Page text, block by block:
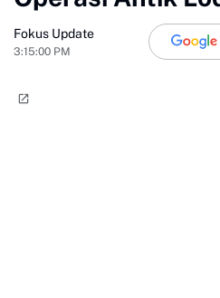
Fokus Update
3:15:00 PM